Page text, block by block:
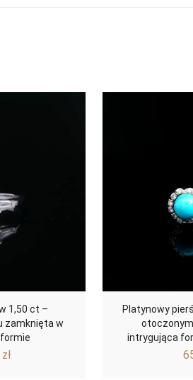
1,50 ct –
zamknięta w
zł
Platynowy
intrygująca